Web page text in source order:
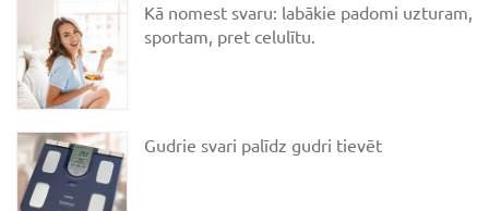
Kā nomest svaru: labākie padomi uzturam,
sportam, pret celulītu.
Gudrie svari palīdz gudri tievēt